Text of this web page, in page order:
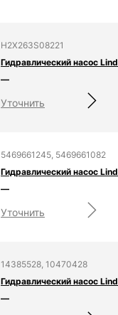
H2X263S08221
Гидравлический насос
—
Уточнить
5469661245, 5469661082
Гидравлический насос
—
Уточнить
14385528, 10470428
Гидравлический насос
—